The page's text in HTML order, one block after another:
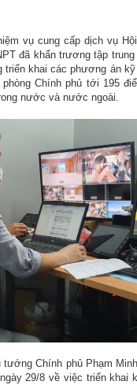
vụ cung cấp dịch vụ
đã khẩn trương tập
khai các phương án
Chính phủ tới 195
nước và nước ngoài.
Chính phủ Phạm
29/8 về việc triển